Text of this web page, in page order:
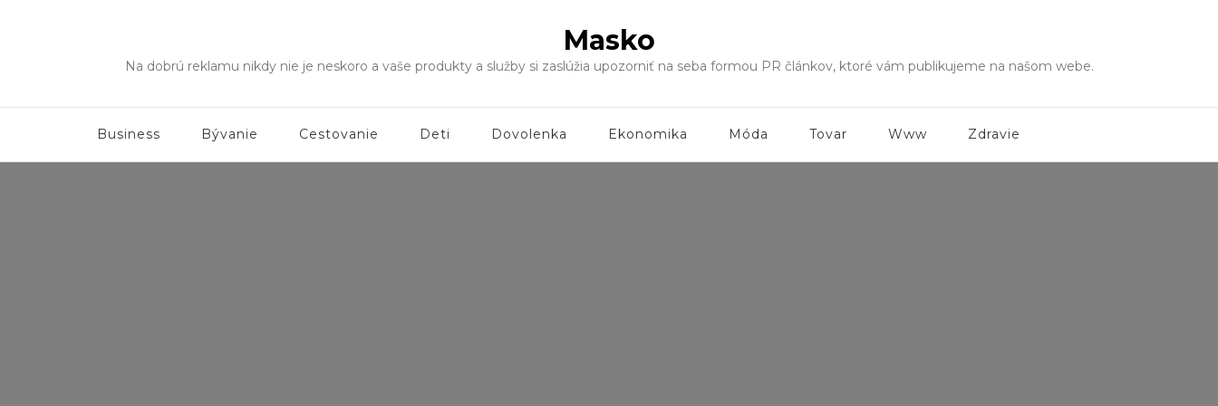
Masko
Na dobrú reklamu nikdy nie je neskoro a vaše produkty a služby si zaslúžia upozorniť na seba formou PR článkov, ktoré vám publikujeme na našom webe.
Business Bývanie Cestovanie Deti Dovolenka Ekonomika Móda Tovar Www Zdravie